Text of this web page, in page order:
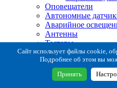
Оповещатели
Автономные
Аварийное
Антенны
Тестеры
Система сбора
Расходные и
Коробки
Кронштейны
Сайт использует файлы cookie,
Подробнее об этом вы
Принять